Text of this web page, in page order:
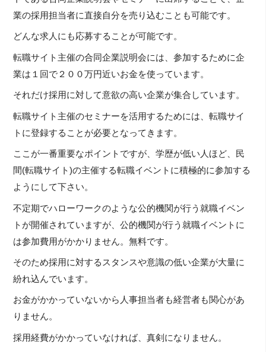
業の採用担当者に直接自分を売り込むことも可能です。
どんな求人にも応募することが可能です。
転職サイト主催の合同企業説明会には、参加するために企
業は１回で２００万円近いお金を使っています。
それだけ採用に対して意欲の高い企業が集合しています。
転職サイト主催のセミナーを活用するためには、転職サイ
トに登録することが必要となってきます。
ここが一番重要なポイントですが、学歴が低い人ほど、民
間(転職サイト)の主催する転職イベントに積極的に参加する
ようにして下さい。
不定期でハローワークのような公的機関が行う就職イベン
トが開催されていますが、公的機関が行う就職イベントに
は参加費用がかかりません。無料です。
そのため採用に対するスタンスや意識の低い企業が大量に
紛れ込んでいます。
お金がかかっていないから人事担当者も経営者も関心があ
りません。
採用経費がかかっていなければ、真剣になりません。